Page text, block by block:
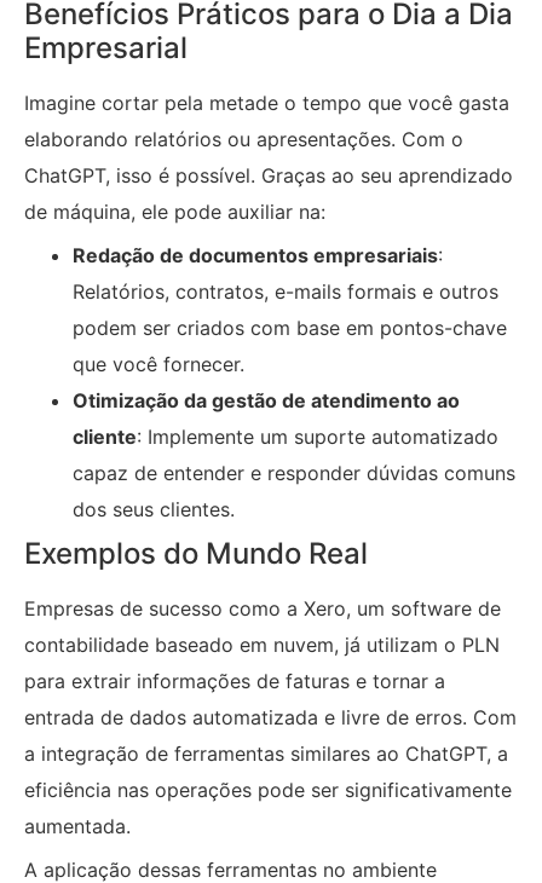
Benefícios Práticos para o Dia a Dia
Empresarial
Imagine cortar pela metade o tempo que você gasta
elaborando relatórios ou apresentações. Com o
ChatGPT, isso é possível. Graças ao seu aprendizado
de máquina, ele pode auxiliar na:
Redação de documentos empresariais:
Relatórios, contratos, e-mails formais e outros
podem ser criados com base em pontos-chave
que você fornecer.
Otimização da gestão de atendimento ao
cliente: Implemente um suporte automatizado
capaz de entender e responder dúvidas comuns
dos seus clientes.
Exemplos do Mundo Real
Empresas de sucesso como a Xero, um software de
contabilidade baseado em nuvem, já utilizam o PLN
para extrair informações de faturas e tornar a
entrada de dados automatizada e livre de erros. Com
a integração de ferramentas similares ao ChatGPT, a
eficiência nas operações pode ser significativamente
aumentada.
A aplicação dessas ferramentas no ambiente